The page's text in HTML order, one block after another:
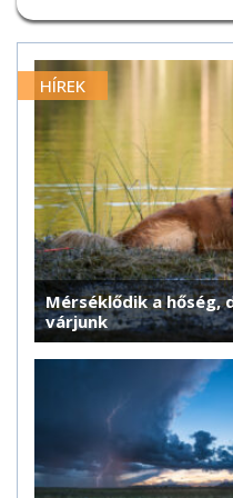
HÍREK
Mérséklődik a hőség,
várjunk